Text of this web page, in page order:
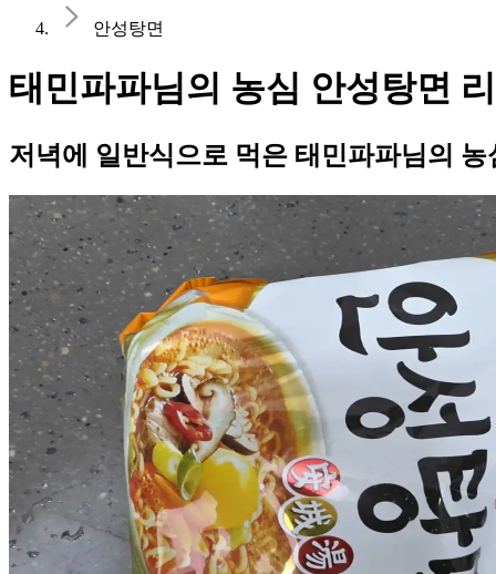
안성탕면
태민파파님의 농심 안성탕면
저녁에 일반식으로 먹은 태민파파님의